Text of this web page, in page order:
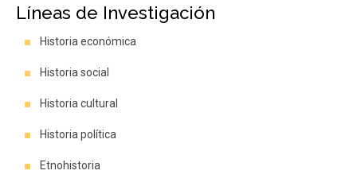
Líneas de Investigación
Historia económica
Historia social
Historia cultural
Historia política
Etnohistoria